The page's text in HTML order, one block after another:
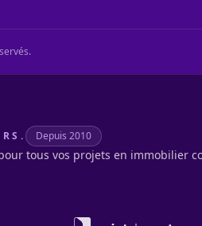
Depuis 2010
tous vos projets en immobilier